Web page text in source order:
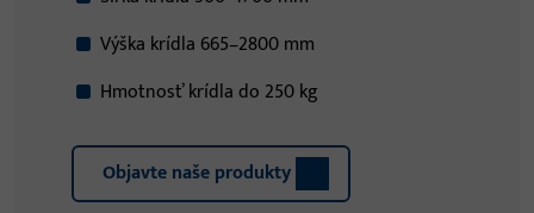
Výška krídla 665–2800 mm
Hmotnosť krídla do 250 kg
Objavte naše produkty